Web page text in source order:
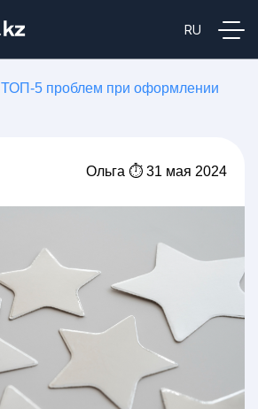
ТОП-5 проблем при оформлении
Ольга ⏱ 31 мая 2024